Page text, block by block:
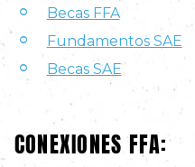
Becas FFA
Fundamentos SAE
Becas SAE
CONEXIONES FFA: